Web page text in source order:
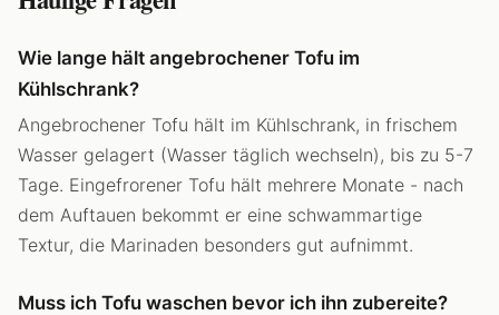
Wie lange hält angebrochener Tofu im
Kühlschrank?
Angebrochener Tofu hält im Kühlschrank, in frischem
Wasser gelagert (Wasser täglich wechseln), bis zu 5-7
Tage. Eingefrorener Tofu hält mehrere Monate - nach
dem Auftauen bekommt er eine schwammartige
Textur, die Marinaden besonders gut aufnimmt.
Muss ich Tofu waschen bevor ich ihn zubereite?